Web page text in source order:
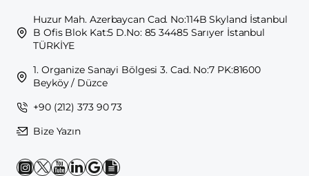
Huzur Mah. Azerbaycan Cad. No:114B Skyland İstanbul
B Ofis Blok Kat:5 D.No: 85 34485 Sarıyer İstanbul
TÜRKİYE
1. Organize Sanayi Bölgesi 3. Cad. No:7 PK:81600
Beyköy / Düzce
+90 (212) 373 90 73
Bize Yazın